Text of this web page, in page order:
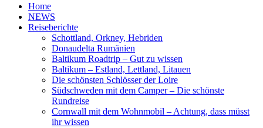
Home
NEWS
Reiseberichte
Schottland, Orkney, Hebriden
Donaudelta Rumänien
Baltikum Roadtrip – Gut zu wissen
Baltikum – Estland, Lettland, Litauen
Die schönsten Schlösser der Loire
Südschweden mit dem Camper – Die schönste
Rundreise
Cornwall mit dem Wohnmobil – Achtung, dass müsst
ihr wissen